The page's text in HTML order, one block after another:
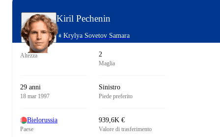
Kiril Pechenin
Krylya Sovetov Samara
Altezza 2
Maglia
29 anni
18 mar 1997
Sinistro
Piede preferito
Bielorussia
Paese
939,6K €
Valore di trasferimento